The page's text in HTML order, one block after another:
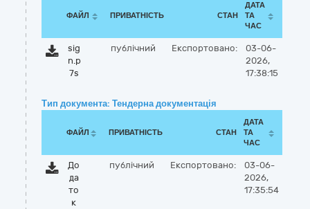
ФАЙЛ ПРИВАТНІСТЬ СТАН
ДАТА
ТА
ЧАС
sig
n.p
7s
публічний Експортовано:
03-06-
2026,
17:38:15
Тип документа: Тендерна документація
ФАЙЛ ПРИВАТНІСТЬ СТАН
ДАТА
ТА
ЧАС
До
да
то
к
публічний Експортовано:
03-06-
2026,
17:35:54